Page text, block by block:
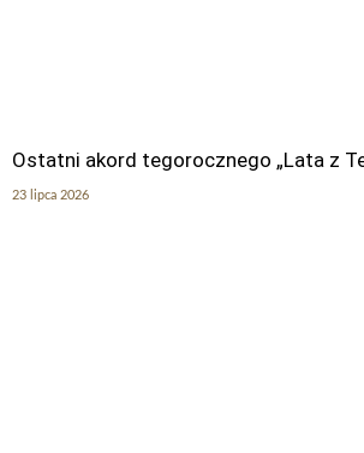
Ostatni akord tegorocznego „Lata z
23 lipca 2026